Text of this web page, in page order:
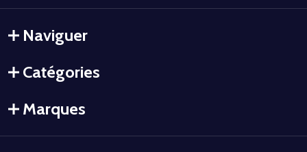
Naviguer
Catégories
Marques